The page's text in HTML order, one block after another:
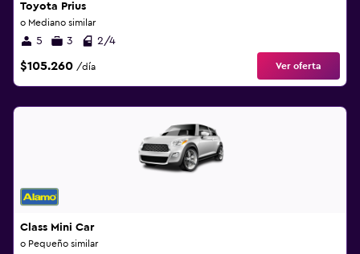
Toyota Prius
o Mediano similar
5 3 2/4
$105.260 /día Ver oferta
Class Mini Car
o Pequeño similar